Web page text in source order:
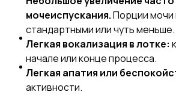
мочеиспускания.Порции мочи
стандартными или чуть меньше.
Легкая вокализация в лотке:
начале или конце процесса.
Легкая апатия или
активности.